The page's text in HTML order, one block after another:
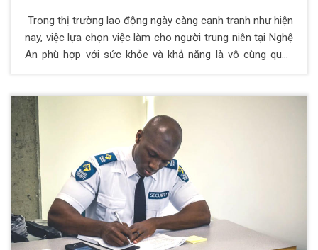
Trong thị trường lao động ngày càng cạnh tranh như hiện
nay, việc lựa chọn việc làm cho người trung niên tại Nghệ
An phù hợp với sức khỏe và khả năng là vô cùng quan
tạo chuyên nghiệp, cam kết có việc làm ngay với mức
lương hấp dẫn!